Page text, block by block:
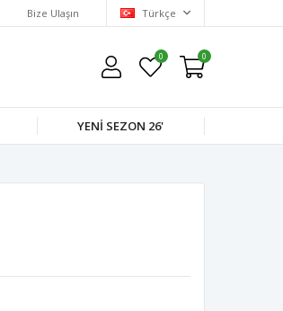
Bize Ulaşın Türkçe
0 0
YENI SEZON 26'